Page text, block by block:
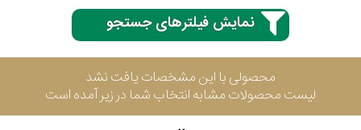
نمایش فیلترهای جستجو
محصولی با این مشخصات یافت نشد
لیست محصولات مشابه انتخاب شما در زیر آمده است
سیکو
سیتیزن